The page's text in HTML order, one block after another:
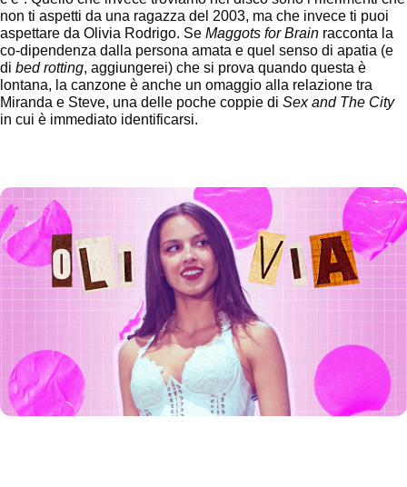
non ti aspetti da una ragazza del 2003, ma che invece ti puoi
aspettare da Olivia Rodrigo. Se Maggots for Brain racconta la
co-dipendenza dalla persona amata e quel senso di apatia (e
di bed rotting, aggiungerei) che si prova quando questa è
lontana, la canzone è anche un omaggio alla relazione tra
Miranda e Steve, una delle poche coppie di Sex and The City
in cui è immediato identificarsi.